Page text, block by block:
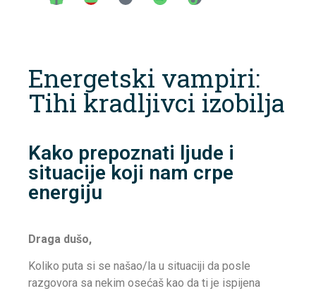
Energetski vampiri:
Tihi kradljivci izobilja
Kako prepoznati ljude i
situacije koji nam crpe
energiju
Draga dušo,
Koliko puta si se našao/la u situaciji da posle
razgovora sa nekim osećaš kao da ti je ispijena